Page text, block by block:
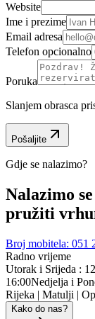
Website
Ime i prezime
Email adresa
Telefon opcionalno
Poruka
Slanjem obrasca
Pošaljite
Gdje se nalazimo?
Nalazimo
pružiti
Broj mobitela: 051
Radno vrijeme
Utorak i Srijeda :
16:00Nedjelja i
Rijeka | Matulji |
Kako do nas?